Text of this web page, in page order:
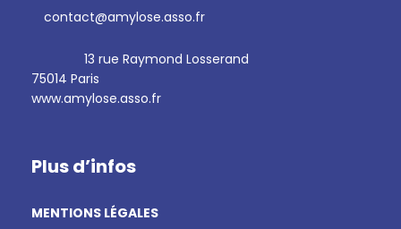
contact@amylose.asso.fr
13 rue Raymond Losserand
75014 Paris
www.amylose.asso.fr
Plus d’infos
MENTIONS LÉGALES